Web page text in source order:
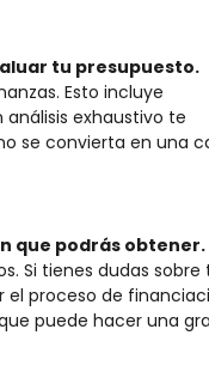
tu presupuesto.
Esto incluye
exhaustivo te
se convierta en una
que podrás obtener.
Si tienes dudas sobre
proceso de
puede hacer una